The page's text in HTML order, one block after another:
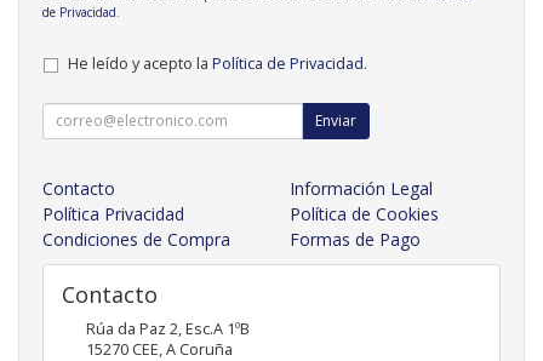
de Privacidad.
He leído y acepto la Política de Privacidad.
Enviar
Contacto
Información Legal
Política Privacidad
Política de Cookies
Condiciones de Compra
Formas de Pago
Contacto
Rúa da Paz 2, Esc.A 1ºB
15270 CEE,A Coruña